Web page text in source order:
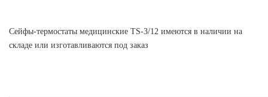
Сейфы-термостаты медицинские TS-3/12 имеются в наличии на
складе или изготавливаются под заказ